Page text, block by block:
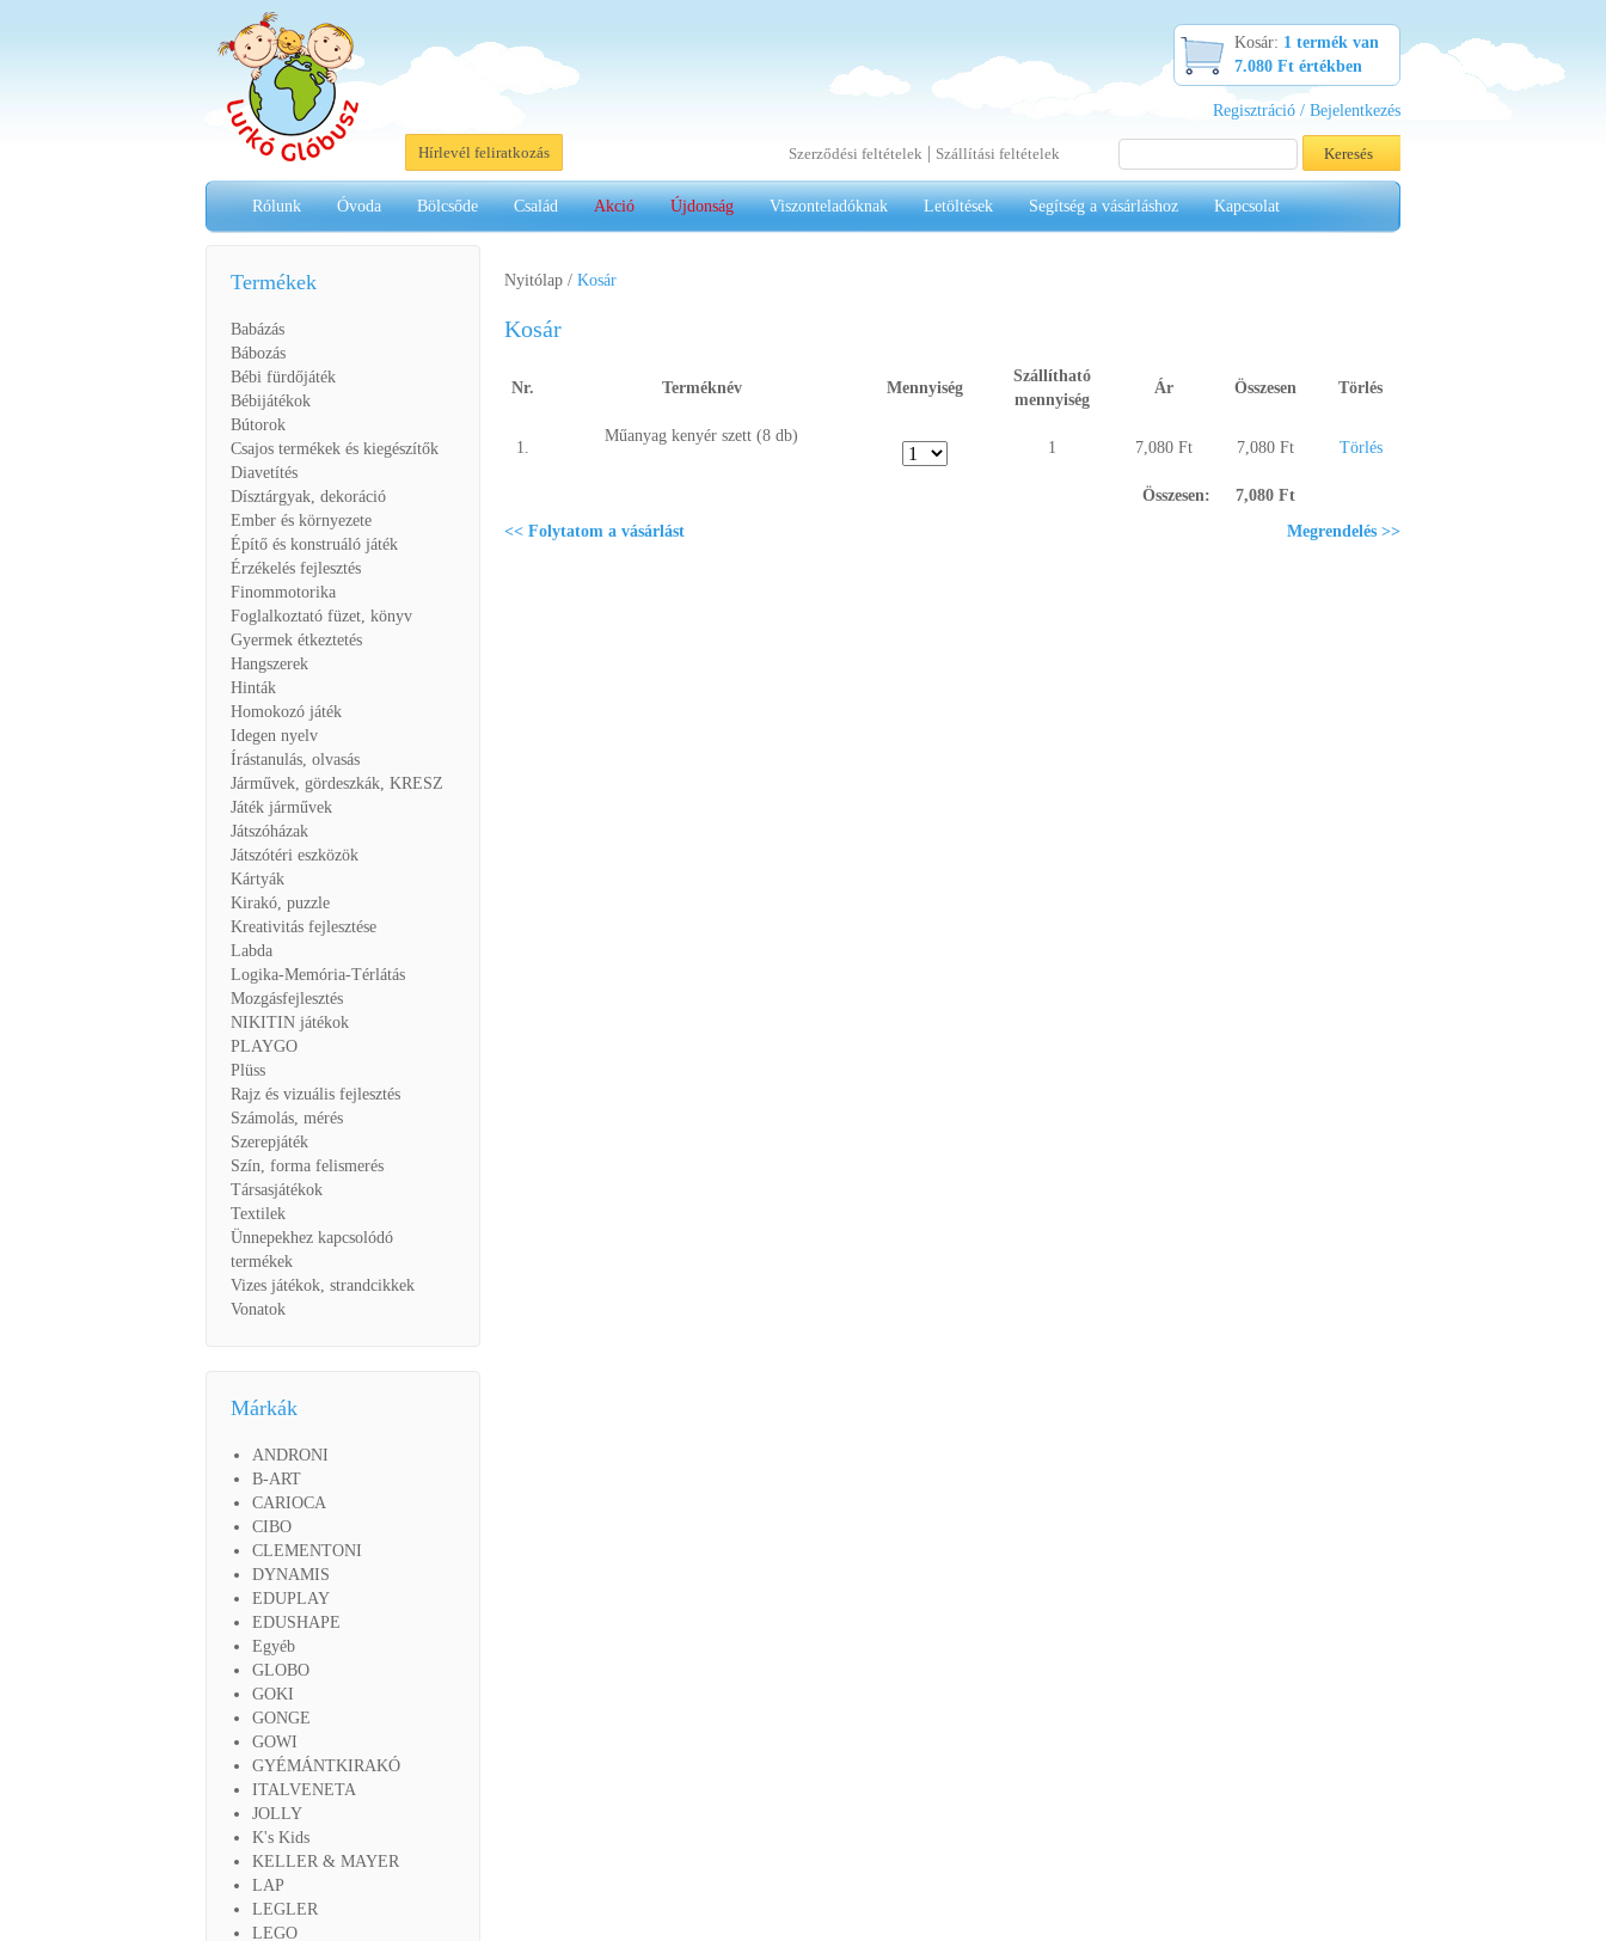
Kosár: 1 termék van
7.080 Ft értékben
Regisztráció / Bejelentkezés
Hírlevél feliratkozás Szerződési feltételek | Szállítási feltételek
Rólunk Óvoda Bölcsőde Család Akció Újdonság Viszonteladóknak Letöltések Segítség a vásárláshoz Kapcsolat
Termékek
Babázás
Bábozás
Bébi fürdőjáték
Bébijátékok
Bútorok
Csajos termékek és kiegészítők
Diavetítés
Dísztárgyak, dekoráció
Ember és környezete
Építő és konstruáló játék
Érzékelés fejlesztés
Finommotorika
Foglalkoztató füzet, könyv
Gyermek étkeztetés
Hangszerek
Hinták
Homokozó játék
Idegen nyelv
Írástanulás, olvasás
Járművek, gördeszkák, KRESZ
Játék járművek
Játszóházak
Játszótéri eszközök
Kártyák
Kirakó, puzzle
Kreativitás fejlesztése
Labda
Logika-Memória-Térlátás
Mozgásfejlesztés
NIKITIN játékok
PLAYGO
Plüss
Rajz és vizuális fejlesztés
Számolás, mérés
Szerepjáték
Szín, forma felismerés
Társasjátékok
Textilek
Ünnepekhez kapcsolódó
termékek
Vizes játékok, strandcikkek
Vonatok
Márkák
ANDRONI
B-ART
CARIOCA
CIBO
CLEMENTONI
DYNAMIS
EDUPLAY
EDUSHAPE
Egyéb
GLOBO
GOKI
GONGE
GOWI
GYÉMÁNTKIRAKÓ
ITALVENETA
JOLLY
K's Kids
KELLER & MAYER
LAP
LEGLER
LEGO
Nyitólap / Kosár
Kosár
Nr. Terméknév Mennyiség
Szállítható
mennyiség
Ár Összesen Törlés
1.
Műanyag kenyér szett (8 db)
1 7,080 Ft 7,080 Ft Törlés
Összesen:
7,080 Ft
<< Folytatom a vásárlást
Megrendelés >>